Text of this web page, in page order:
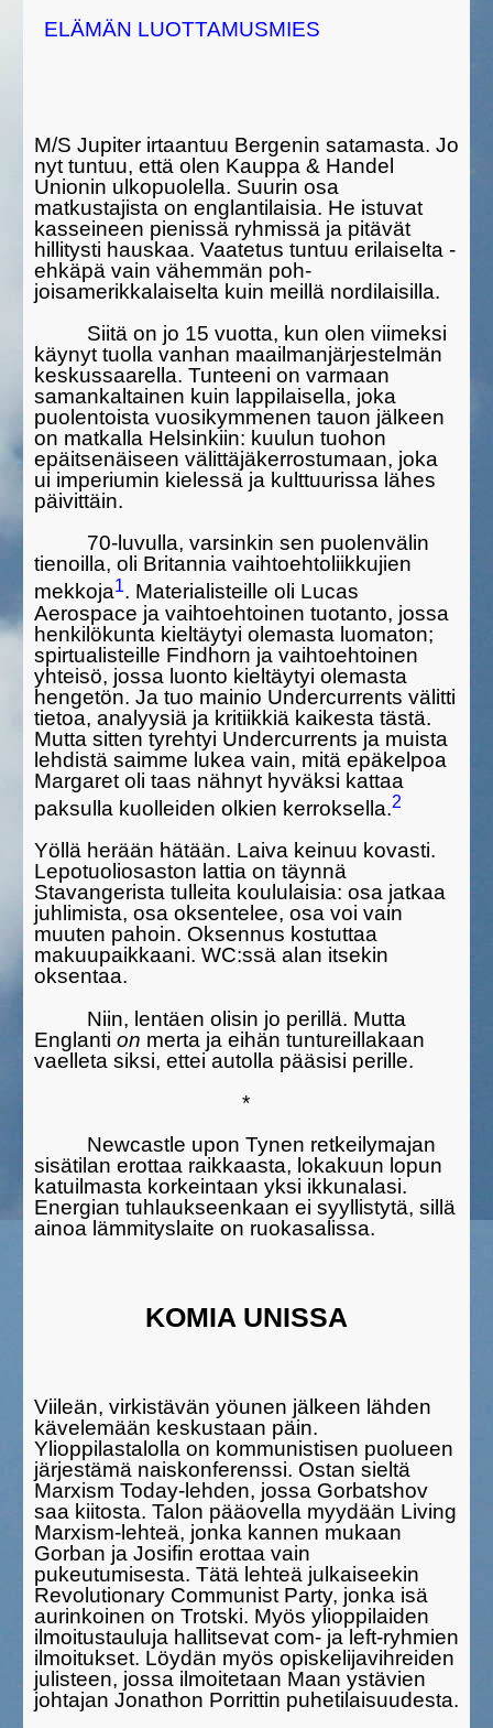
ELÄMÄN LUOTTAMUSMIES
M/S Jupiter irtaantuu Bergenin satamasta. Jo
nyt tuntuu, että olen Kauppa & Handel
Unionin ulkopuolella. Suurin osa
matkustajista on eng­lantilaisia. He istuvat
kasseineen pienissä ryhmissä ja pitävät
hillitysti hauskaa. Vaatetus tuntuu erilaiselta -
ehkäpä vain vähemmän poh­
joisamerikkalaiselta kuin meillä nordilaisilla.
Siitä on jo 15 vuotta, kun olen viimeksi
käynyt tuolla vanhan maailmanjärjestelmän
keskussaarella. Tunteeni on varmaan
samankal­tainen kuin lappi­lai­sella, joka
puolentoista vuosikymmenen tauon jälkeen
on matkalla Hel­sinkiin: kuulun tuohon
epäitsenäi­seen välittäjä­kerrostu­maan, joka
ui imperiumin kielessä ja kulttuurissa lähes
päivit­täin.
70-luvulla, varsinkin sen puolenvälin
tienoilla, oli Britannia vaihtoehtoliikkujien
mekkoja1. Materialisteille oli Lucas
Aerospace ja vaihtoehtoinen tuotanto, jossa
henkilökunta kieltäytyi olemasta luoma­ton;
spirtu­alisteille Findhorn ja vaihtoehtoinen
yhteisö, jossa luonto kieltäytyi olemasta
hengetön. Ja tuo mainio Undercurrents välitti
tietoa, analyy­siä ja kritiikkiä kaikesta tästä.
Mutta sitten tyrehtyi Undercur­rents ja muista
lehdistä saimme lukea vain, mitä epäkelpoa
Margaret oli taas nähnyt hyväksi kattaa
paksulla kuolleiden olkien kerroksella.2
Yöllä herään hätään. Laiva keinuu kovasti.
Lepotuoliosaston lattia on täynnä
Stavangerista tulleita koululaisia: osa jatkaa
juhlimis­ta, osa oksentelee, osa voi vain
muuten pahoin. Oksennus kostuttaa
makuupaikkaani. WC:ssä alan itsekin
oksentaa.
Niin, lentäen olisin jo perillä. Mutta
Englanti on merta ja eihän tuntureillakaan
vaelleta siksi, ettei autolla pääsisi perille.
*
Newcastle upon Tynen retkeilymajan
sisätilan erottaa raikkaasta, lokakuun lopun
katuilmasta korkeintaan yksi ikkunalasi.
Energian tuh­laukseen­kaan ei syyllistytä, sillä
ainoa lämmityslaite on ruokasalissa.
KOMIA UNISSA
Viileän, virkistävän yöunen jälkeen lähden
kävelemään keskus­taan päin.
Ylioppilastalolla on kommunistisen puolueen
järjestämä naiskon­ferenssi. Ostan sieltä
Marxism Today-lehden, jossa Gorbatshov
saa kiitosta. Talon pääovella myydään Living
Marxism-lehteä, jonka kan­nen mukaan
Gorban ja Josifin erottaa vain
pukeutumisesta. Tätä lehteä julkaiseekin
Revolutionary Communist Party, jonka isä
aurin­koinen on Trotski. Myös ylioppilaiden
ilmoitustauluja hallitsevat com- ja left-ryhmien
ilmoitukset. Löydän myös opiskelijavihreiden
julisteen, jossa ilmoitetaan Maan ystävien
johtajan Jonathon Porrittin puheti­laisuudesta.